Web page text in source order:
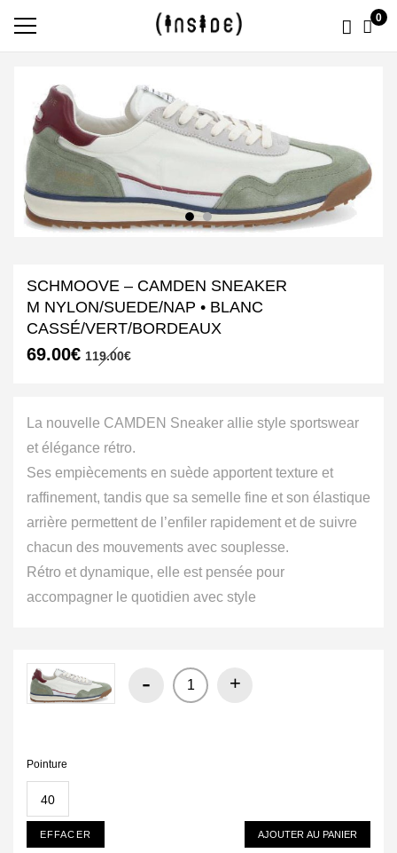
0
SCHMOOVE – CAMDEN SNEAKER
M NYLON/SUEDE/NAP • BLANC
CASSÉ/VERT/BORDEAUX
119.00€Le
119.00€.
69.00€ Le
69.00€.
La nouvelle CAMDEN Sneaker allie style sportswear
et élégance rétro.
Ses empiècements en suède apportent texture et
raffinement, tandis que sa semelle fine et son élastique
arrière permettent de l’enfiler rapidement et de suivre
chacun des mouvements avec souplesse.
Rétro et dynamique, elle est pensée pour
accompagner le quotidien avec style
- +
Pointure
40
EFFACER AJOUTER AU PANIER